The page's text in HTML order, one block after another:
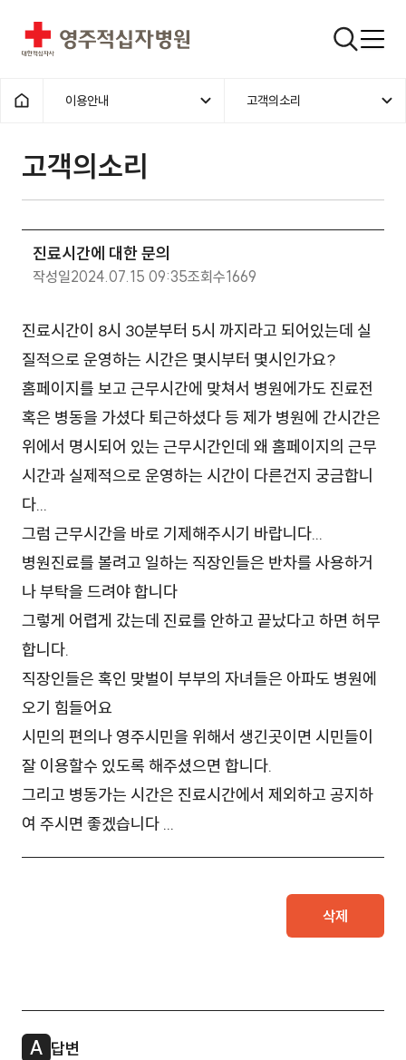
영주적십자병원 검색창
홈으로
이용안내 고객의소리
고객의소리
진료시간에 대한 문의
작성일2024.07.15 09:35조회수1669
진료시간이 8시 30분부터 5시 까지라고 되어있는데 실
질적으로 운영하는 시간은 몇시부터 몇시인가요?
홈페이지를 보고 근무시간에 맞쳐서 병원에가도 진료전
혹은 병동을 가셨다 퇴근하셨다 등 제가 병원에 간시간은
위에서 명시되어 있는 근무시간인데 왜 홈페이지의 근무
시간과 실제적으로 운영하는 시간이 다른건지 궁금합니
다...
그럼 근무시간을 바로 기제해주시기 바랍니다...
병원진료를 볼려고 일하는 직장인들은 반차를 사용하거
나 부탁을 드려야 합니다
그렇게 어렵게 갔는데 진료를 안하고 끝났다고 하면 허무
합니다.
직장인들은 혹인 맞벌이 부부의 자녀들은 아파도 병원에
오기 힘들어요
시민의 편의나 영주시민을 위해서 생긴곳이면 시민들이
잘 이용할수 있도록 해주셨으면 합니다.
그리고 병동가는 시간은 진료시간에서 제외하고 공지하
여 주시면 좋겠습니다 ...
삭제
A 답변